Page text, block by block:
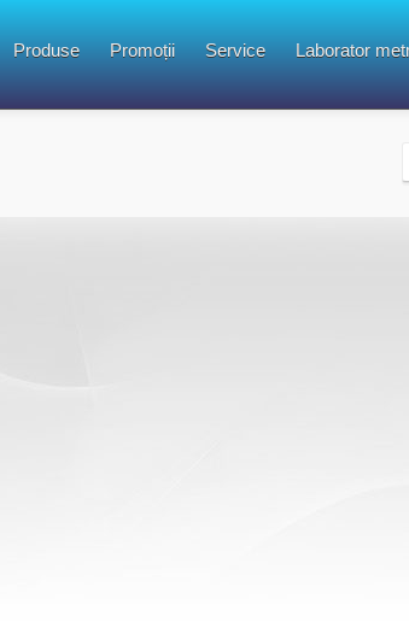
Produse Promoții Service Laborator